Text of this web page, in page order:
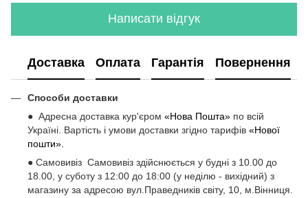
Написати відгук
Доставка Оплата Гарантія Повернення
Способи доставки
● Адресна доставка кур'єром «Нова Пошта» по всій
Україні. Вартість і умови доставки згідно тарифів «Нової
пошти».
● Самовивіз Самовивіз здійснюється у будні з 10.00 до
18.00, у суботу з 12:00 до 18:00 (у неділю - вихідний) з
магазину за адресою вул.Праведників світу, 10, м.Вінниця.